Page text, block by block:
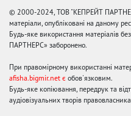
© 2000-2024, ТОВ "КЕПРЕЙТ
матеріали, опубліковані на даному
Будь-яке використання матеріалів
ПАРТНЕРС» заборонено.
При правомірному використанні
afisha.bigmir.net є обов'язковим.
Будь-яке копіювання, передрук та
аудіовізуальних творів